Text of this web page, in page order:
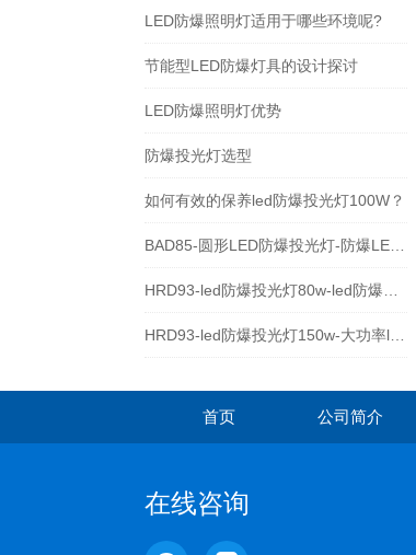
LED防爆照明灯适用于哪些环境呢?
节能型LED防爆灯具的设计探讨
LED防爆照明灯优势
防爆投光灯选型
如何有效的保养led防爆投光灯100W？
首页 公司简介
在线咨询